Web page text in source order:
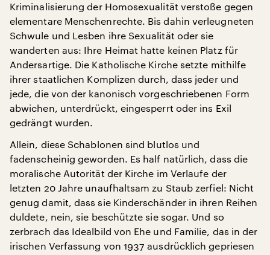
Kriminalisierung der Homosexualität verstoße gegen
elementare Menschenrechte. Bis dahin verleugneten
Schwule und Lesben ihre Sexualität oder sie
wanderten aus: Ihre Heimat hatte keinen Platz für
Andersartige. Die Katholische Kirche setzte mithilfe
ihrer staatlichen Komplizen durch, dass jeder und
jede, die von der kanonisch vorgeschriebenen Form
abwichen, unterdrückt, eingesperrt oder ins Exil
gedrängt wurden.
Allein, diese Schablonen sind blutlos und
fadenscheinig geworden. Es half natürlich, dass die
moralische Autorität der Kirche im Verlaufe der
letzten 20 Jahre unaufhaltsam zu Staub zerfiel: Nicht
genug damit, dass sie Kinderschänder in ihren Reihen
duldete, nein, sie beschützte sie sogar. Und so
zerbrach das Idealbild von Ehe und Familie, das in der
irischen Verfassung von 1937 ausdrücklich gepriesen